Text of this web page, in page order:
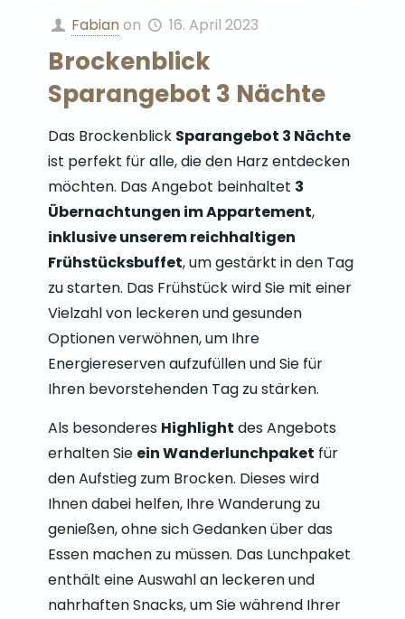
Fabianon 16. April 2023
Brockenblick
Sparangebot 3 Nächte
Das Brockenblick Sparangebot 3 Nächte
ist perfekt für alle, die den Harz entdecken
möchten. Das Angebot beinhaltet 3
Übernachtungen im Appartement,
inklusive unserem reichhaltigen
Frühstücksbuffet, um gestärkt in den Tag
zu starten. Das Frühstück wird Sie mit einer
Vielzahl von leckeren und gesunden
Optionen verwöhnen, um Ihre
Energiereserven aufzufüllen und Sie für
Ihren bevorstehenden Tag zu stärken.
Als besonderes Highlight des Angebots
erhalten Sie ein Wanderlunchpaket für
den Aufstieg zum Brocken. Dieses wird
Ihnen dabei helfen, Ihre Wanderung zu
genießen, ohne sich Gedanken über das
Essen machen zu müssen. Das Lunchpaket
enthält eine Auswahl an leckeren und
nahrhaften Snacks, um Sie während Ihrer